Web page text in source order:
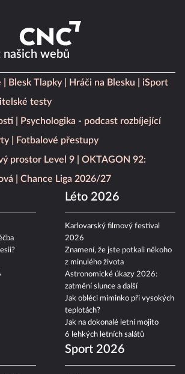
našich webů
Blesk Tlapky Hráči na Blesku
iSport
testy
Psychologika - podcast rozbíjející
Fotbalové přestupy
prostor Level 9
OKTAGON 92:
Chance Liga 2026/27
Léto 2026
Karlovarský filmový festival
2026
Znamení, že jste potkali někoho
z minulého života
Astronomické úkazy 2026:
zatmění slunce a další
Jak obléci miminko při vysokých
teplotách?
Jak na dokonalé letní mojito
6 lehkých letních salátů
Sport 2026